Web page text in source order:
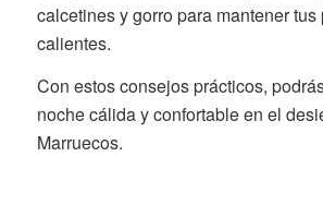
calcetines y gorro para mantener
calientes.
Con estos consejos prácticos,
noche cálida y confortable en el
Marruecos.